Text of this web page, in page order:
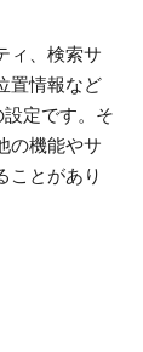
ィ、検索サ
置情報など
定です。そ
の機能やサ
ことがあり